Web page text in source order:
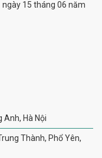
ngày 15 tháng 06 năm
Anh, Hà Nội
Thành, Phổ Yên,